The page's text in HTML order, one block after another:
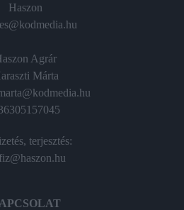
Haszon
Agrár
Márta
terjesztés: